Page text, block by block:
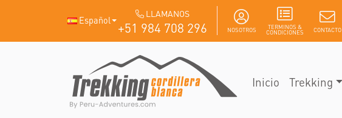
Español
LLAMANOS
+51 984 708 296 NOSOTROS TERMINOS &
CONDICIONES CONTACTO
Inicio Trekking